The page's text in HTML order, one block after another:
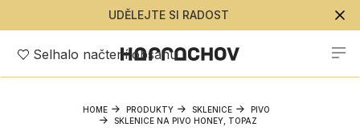
UDĚLEJTE SI RADOST
Selhalo načtení obsahu
HOME PRODUKTY SKLENICE
PIVO
SKLENICE NA PIVO HONEY, TOPAZ